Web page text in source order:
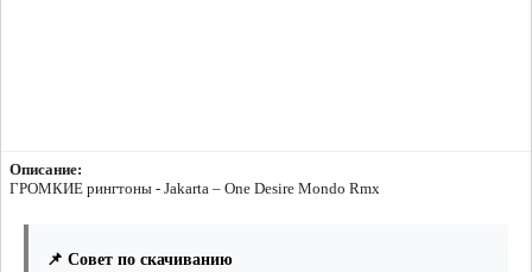
Описание:
ГРОМКИЕ рингтоны - Jakarta – One Desire Mondo Rmx
📌 Совет по скачиванию